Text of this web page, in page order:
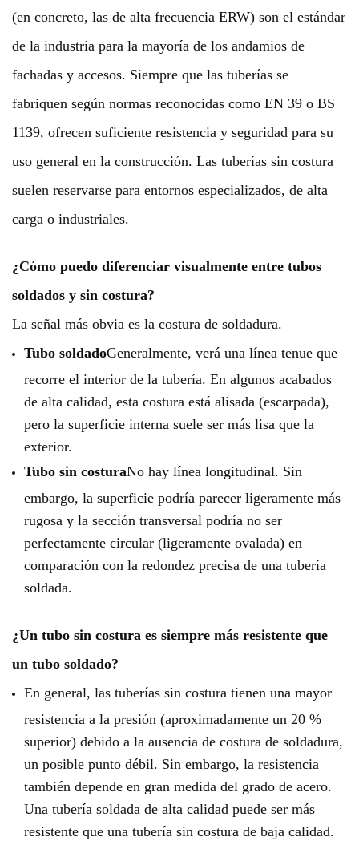
(en concreto, las de alta frecuencia ERW) son el estándar
de la industria para la mayoría de los andamios de
fachadas y accesos. Siempre que las tuberías se
fabriquen según normas reconocidas como EN 39 o BS
1139, ofrecen suficiente resistencia y seguridad para su
uso general en la construcción. Las tuberías sin costura
suelen reservarse para entornos especializados, de alta
carga o industriales.
¿Cómo puedo diferenciar visualmente entre tubos
soldados y sin costura?
La señal más obvia es la costura de soldadura.
Tubo soldadoGeneralmente, verá una línea tenue que
recorre el interior de la tubería. En algunos acabados
de alta calidad, esta costura está alisada (escarpada),
pero la superficie interna suele ser más lisa que la
exterior.
Tubo sin costuraNo hay línea longitudinal. Sin
embargo, la superficie podría parecer ligeramente más
rugosa y la sección transversal podría no ser
perfectamente circular (ligeramente ovalada) en
comparación con la redondez precisa de una tubería
soldada.
¿Un tubo sin costura es siempre más resistente que
un tubo soldado?
En general, las tuberías sin costura tienen una mayor
resistencia a la presión (aproximadamente un 20 %
superior) debido a la ausencia de costura de soldadura,
un posible punto débil. Sin embargo, la resistencia
también depende en gran medida del grado de acero.
Una tubería soldada de alta calidad puede ser más
resistente que una tubería sin costura de baja calidad.